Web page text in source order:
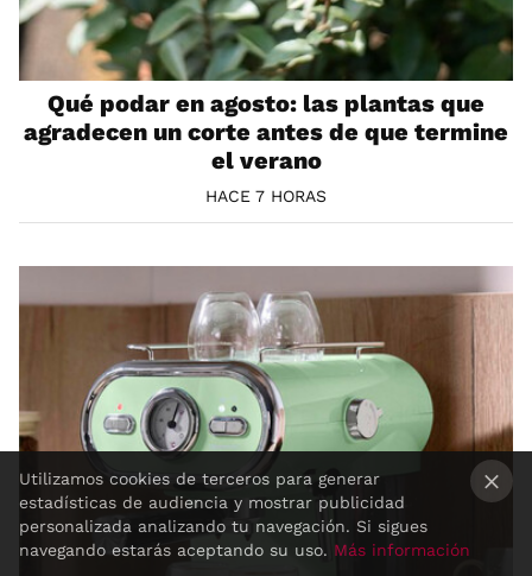
Qué podar en agosto: las plantas que
agradecen un corte antes de que termine
el verano
HACE 7 HORAS
Utilizamos cookies de terceros para generar
estadísticas de audiencia y mostrar publicidad
personalizada analizando tu navegación. Si sigues
navegando estarás aceptando su uso. Más información